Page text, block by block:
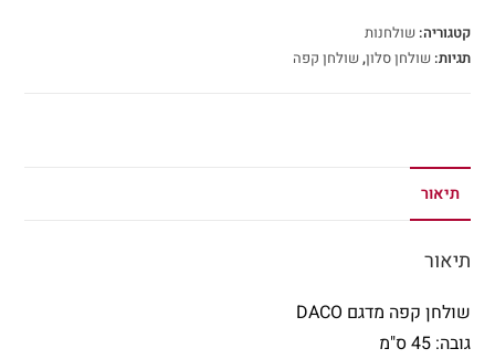
קטגוריה:שולחנות
תגיות:שולחן סלון,שולחן קפה
תיאור
תיאור
שולחן קפה מדגם DACO
גובה: 45 ס"מ